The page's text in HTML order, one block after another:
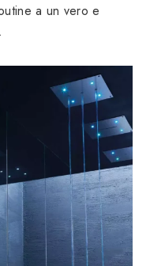
a un vero e